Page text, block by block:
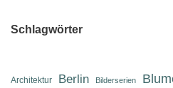
Schlagwörter
Architektur Berlin Bilderserien